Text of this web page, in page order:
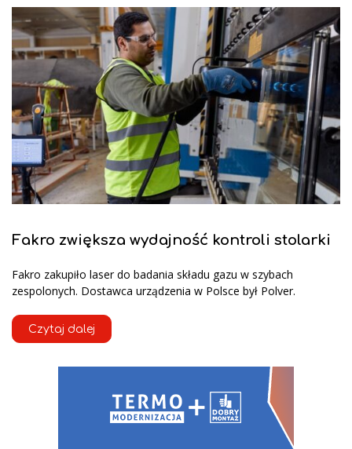
Fakro zwiększa wydajność kontroli stolarki
Fakro zakupiło laser do badania składu gazu w szybach
zespolonych. Dostawca urządzenia w Polsce był Polver.
Czytaj dalej